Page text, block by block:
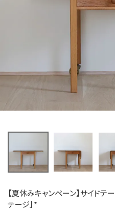
【夏休みキャンペーン】サイドテ
テージ］*